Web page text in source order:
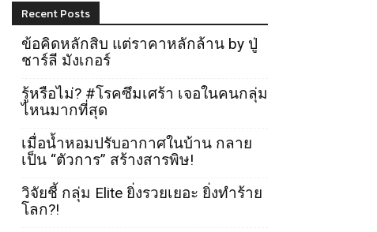
Recent Posts
ข้อคิดหลักสิบ แต่ราคาหลักล้าน by ปู่
ชาร์ลี มังเกอร์
รู้หรือไม่? #โรคซึมเศร้า เจอในคนกลุ่ม
ไหนมากที่สุด
เมื่อน้ำหอมปรับอากาศในบ้าน กลาย
เป็น “ตัวการ” สร้างสารพิษ!
วิจัยชี้ กลุ่ม Elite ยิ่งรวยเยอะ ยิ่งทำร้าย
โลก?!